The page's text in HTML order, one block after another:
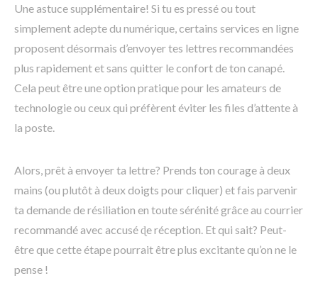
Une astuce supplémentaire! Si tu es pressé ou tout
simplement adepte du numérique, certains services en ligne
proposent désormais d’envoyer tes lettres recommandées
plus rapidement et sans quitter le confort de ton canapé.
Cela peut être une option pratique pour les amateurs de
technologie ou ceux qui préfèrent éviter les files d’attente à
la poste.
Alors, prêt à envoyer ta lettre? Prends ton courage à deux
mains (ou plutôt à deux doigts pour cliquer) et fais parvenir
ta demande de résiliation en toute sérénité grâce au courrier
recommandé avec accusé ɖe réception. Et qui sait? Peut-
être que cette étape pourrait être plus excitante qu’on ne le
pense !